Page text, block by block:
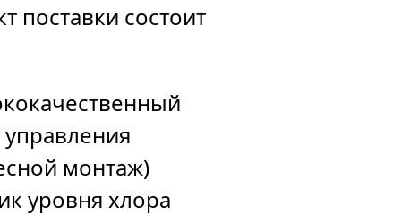
поставки состоит
монтаж)
уровня хлора